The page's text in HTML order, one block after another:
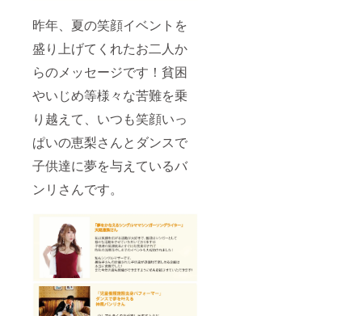
昨年、夏の笑顔イベントを
盛り上げてくれたお二人か
らのメッセージです！貧困
やいじめ等様々な苦難を乗
り越えて、いつも笑顔いっ
ぱいの恵梨さんとダンスで
子供達に夢を与えているバ
ンリさんです。